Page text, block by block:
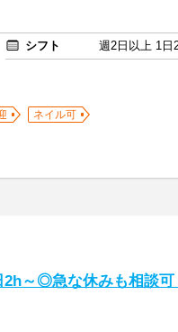
シフト
週2日以上 1日
ネイル可
2h～◎急な休みも相談